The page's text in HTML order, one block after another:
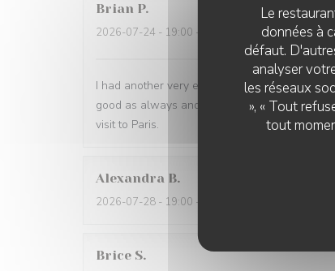
Le
données à
défaut.
analyser
les réseaux
», « Tout
tout
Brian P
2026-07-24 - 19:00 - Couverts 1
I had another very enjoyable meal at Le
good as always and I had the benefit of a
visit to Paris.
Alexandra B
2026-07-28 - 19:00 - Couverts 2
Brice S